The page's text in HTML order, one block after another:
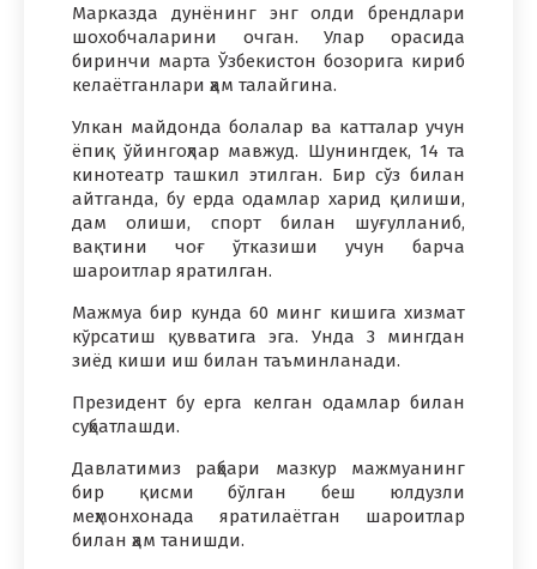
Марказда дунёнинг энг олди брендлари
шохобчаларини очган. Улар орасида
биринчи марта Ўзбекистон бозорига кириб
келаётганлари ҳам талайгина.
Улкан майдонда болалар ва катталар учун
ёпиқ ўйингоҳлар мавжуд. Шунингдек, 14 та
кинотеатр ташкил этилган. Бир сўз билан
айтганда, бу ерда одамлар харид қилиши,
дам олиши, спорт билан шуғулланиб,
вақтини чоғ ўтказиши учун барча
шароитлар яратилган.
Мажмуа бир кунда 60 минг кишига хизмат
кўрсатиш қувватига эга. Унда 3 мингдан
зиёд киши иш билан таъминланади.
Президент бу ерга келган одамлар билан
суҳбатлашди.
Давлатимиз раҳбари мазкур мажмуанинг
бир қисми бўлган беш юлдузли
меҳмонхонада яратилаётган шароитлар
билан ҳам танишди.